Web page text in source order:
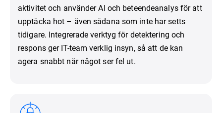
aktivitet och använder AI och beteendeanalys för att
upptäcka hot – även sådana som inte har setts
tidigare. Integrerade verktyg för detektering och
respons ger IT-team verklig insyn, så att de kan
agera snabbt när något ser fel ut.